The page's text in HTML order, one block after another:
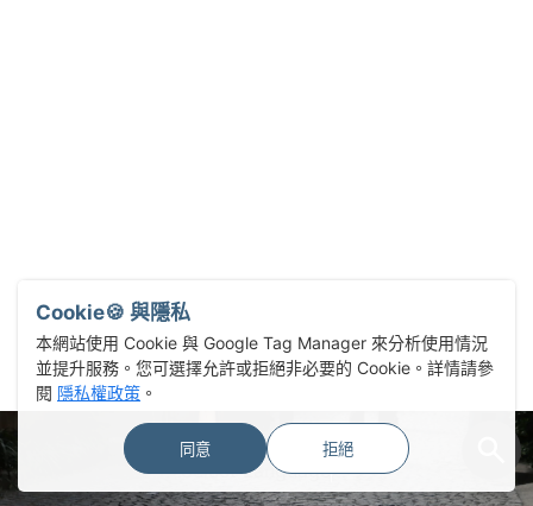
Select Language▼
Cookie🍪 與隱私
本網站使用 Cookie 與 Google Tag Manager 來分析使用情況
並提升服務。您可選擇允許或拒絕非必要的 Cookie。詳情請參
閱 隱私權政策 。
同意 拒絕